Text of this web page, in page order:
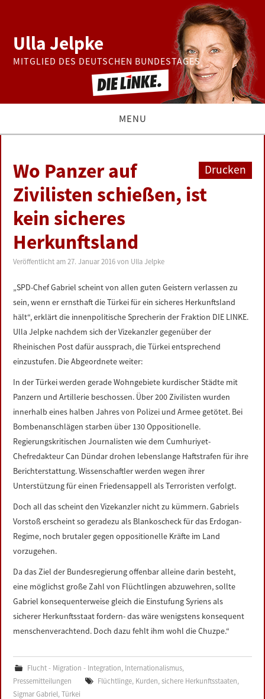
Ulla Jelpke
MITGLIED DES DEUTSCHEN BUNDESTAGES
MENU
BUNDESTAG
PRESSE
ZUR PERSON
DATENSCHUTZERKLÄRUNG
IMPRESSUM
Drucken
Wo Panzer auf
Zivilisten schießen, ist
kein sicheres
Herkunftsland
Veröffentlicht am27. Januar 2016 von Ulla Jelpke
„SPD-Chef Gabriel scheint von allen guten Geistern verlassen zu
sein, wenn er ernsthaft die Türkei für ein sicheres Herkunftsland
hält“, erklärt die innenpolitische Sprecherin der Fraktion DIE LINKE.
Ulla Jelpke nachdem sich der Vizekanzler gegenüber der
Rheinischen Post dafür aussprach, die Türkei entsprechend
einzustufen. Die Abgeordnete weiter:
In der Türkei werden gerade Wohngebiete kurdischer Städte mit
Panzern und Artillerie beschossen. Über 200 Zivilisten wurden
innerhalb eines halben Jahres von Polizei und Armee getötet. Bei
Bombenanschlägen starben über 130 Oppositionelle.
Regierungskritischen Journalisten wie dem Cumhuriyet-
Chefredakteur Can Dündar drohen lebenslange Haftstrafen für ihre
Berichterstattung. Wissenschaftler werden wegen ihrer
Unterstützung für einen Friedensappell als Terroristen verfolgt.
Doch all das scheint den Vizekanzler nicht zu kümmern. Gabriels
Vorstoß erscheint so geradezu als Blankoscheck für das Erdogan-
Regime, noch brutaler gegen oppositionelle Kräfte im Land
vorzugehen.
Da das Ziel der Bundesregierung offenbar alleine darin besteht,
eine möglichst große Zahl von Flüchtlingen abzuwehren, sollte
Gabriel konsequenterweise gleich die Einstufung Syriens als
sicherer Herkunftsstaat fordern- das wäre wenigstens konsequent
menschenverachtend. Doch dazu fehlt ihm wohl die Chuzpe.“
Flucht - Migration - Integration, Internationalismus,
Pressemitteilungen
Flüchtlinge, Kurden, sichere Herkunftsstaaten,
Sigmar Gabriel,Türkei